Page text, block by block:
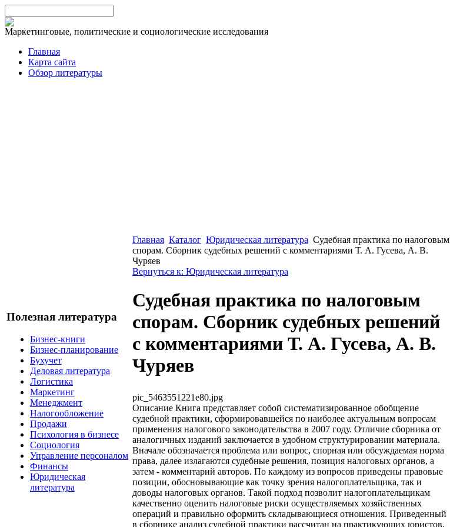
Маркетинговые, политические и социологические исследования
Главная
Карта сайта
Обзор литературы
Полезная литература
Бизнес-книги
Бизнес-планирование
Бухучет
Деловая литература
Логистика
Маркетинг
Менеджмент
Налогообложение
Продажи
Психология в бизнесе
Социология
Управление персоналом
Финансы
Юридическая
литература
Главная Каталог Юридическая литература Судебная практика по налоговым
спорам. Сборник судебных решений c комментариями Т. А. Гусева, А. В.
Чуряев
Вернуться к: Юридическая литература
Судебная практика по налоговым
спорам. Сборник судебных решений
c комментариями Т. А. Гусева, А. В.
Чуряев
pic_5463551221e80.jpg
Описание Книга представляет собой систематизированное обобщение
судебной практики, сформировавшейся по наиболее актуальным вопросам
применения налогового законодательства в 2007 году. Отличие сборника от
аналогичных изданий заключается в удобном структурировании материала.
Вначале обозначается проблема или вопрос, спорная или обсуждаемая норма
права, далее излагаются судебные решения, позиция налоговых органов, а
затем - комментарий авторов. По каждому из вопросов приведены правовые
позиции, обосновывающие как точку зрения налогоплательщика, так и
доводы налоговых органов. Такой подход позволит налогоплательщикам
качественно оценить налоговые риски осуществляемых хозяйственных
операций и правильно оформить складывающиеся отношения. Приведенный
в сборнике анализ судебной практики рассчитан на практикующих юристов,